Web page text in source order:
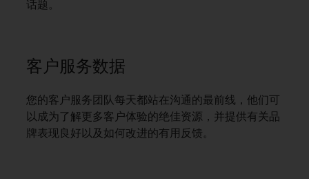
话题。
客户服务数据
您的客户服务团队每天都站在沟通的最前线，他们可
以成为了解更多客户体验的绝佳资源，并提供有关品
牌表现良好以及如何改进的有用反馈。